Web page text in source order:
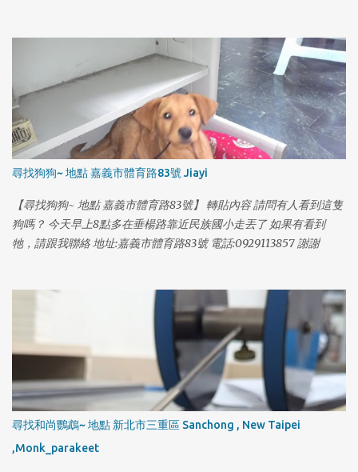
尋找狗狗~ 地點 嘉義市體育路83號 Jiayi
【尋找狗狗~ 地點 嘉義市體育路83號】 轉貼內容 請問有人看到這隻
狗嗎？ 今天早上8點多在垂楊路靠近民族國小走丟了 如果有看到
牠，請跟我聯絡 地址:嘉義市體育路83號 電話:0929113857 謝謝
尋找和尚鸚鵡~ 地點 新北市三重區 Sanchong , New Taipei
,Monk_parakeet